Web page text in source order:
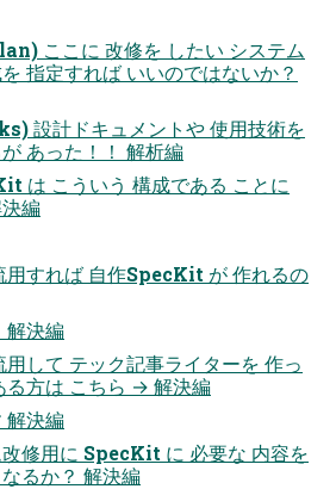
ここに​ 改修を​ したい​ システム
指定すれば​ いいのではないか？​
設計ドキュメントや​ 使用技術を​
あった！！​ 解析編
は​ こういう​ 構成である​ ことに​
編
用すれば​ 自作SpecKit が​ 作れるの
解決編
用して​ テック記事ライターを​ 作っ
る方は​ こちら → 解決編
解決編
修用に​ SpecKit に​ 必要な​ 内容を​
るか？​ 解決編